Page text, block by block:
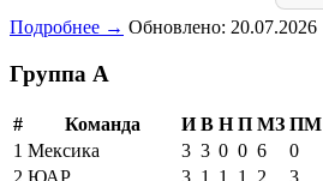
Подробнее → Обновлено: 20.07.2026
Группа A
# Команда И В Н П МЗ ПМ
1 Мексика 3 3 0 0 6 0
2 ЮАР 3 1 1 1 2 3